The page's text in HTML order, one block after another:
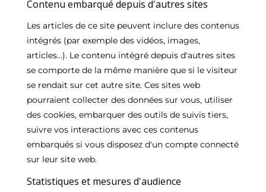
Contenu embarqué depuis d'autres sites
Les articles de ce site peuvent inclure des contenus
intégrés (par exemple des vidéos, images,
articles…). Le contenu intégré depuis d'autres sites
se comporte de la même manière que si le visiteur
se rendait sur cet autre site. Ces sites web
pourraient collecter des données sur vous, utiliser
des cookies, embarquer des outils de suivis tiers,
suivre vos interactions avec ces contenus
embarqués si vous disposez d'un compte connecté
sur leur site web.
Statistiques et mesures d'audience